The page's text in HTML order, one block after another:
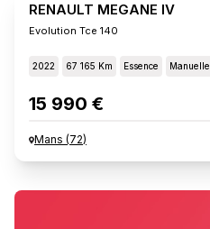
RENAULT MEGANE IV
Evolution Tce 140
2022 67 165 Km Essence Manuelle
15 990 €
Mans (72)